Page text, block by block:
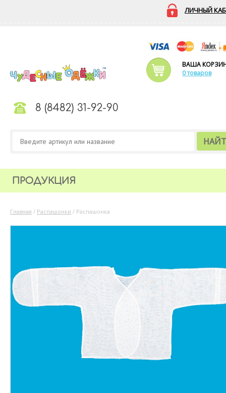
ЛИЧНЫЙ
8 (8482) 31-92-90
ВАША
0 товаров
ПРОДУКЦИЯ
Главная / Распашонки / Распашонка